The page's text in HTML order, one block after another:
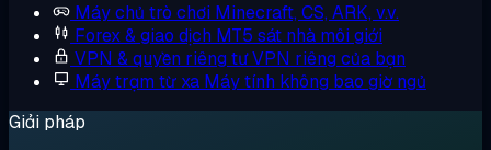
Máy chủ trò chơi Minecraft, CS, ARK, v.v.
Forex & giao dịch MT5 sát nhà môi giới
VPN & quyền riêng tưVPN riêng của bạn
Máy trạm từ xa Máy tính không bao giờ ngủ
Giải pháp